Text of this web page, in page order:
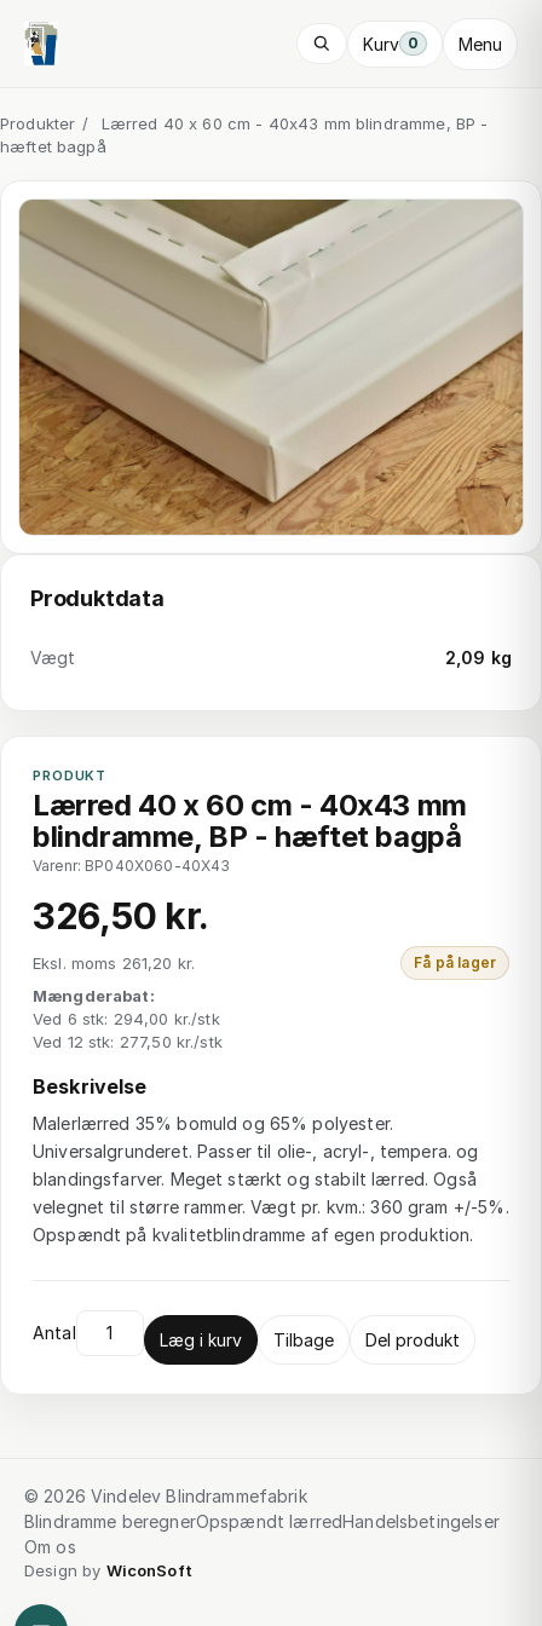
Kurv 0 Menu
Produkter /
Lærred 40 x 60 cm - 40x43 mm blindramme, BP -
hæftet bagpå
Produktdata
Vægt 2,09 kg
PRODUKT
Lærred 40 x 60 cm - 40x43 mm
blindramme, BP - hæftet bagpå
Varenr: BP040X060-40X43
326,50 kr.
Eksl. moms 261,20 kr. Få på lager
Mængderabat:
Ved 6 stk: 294,00 kr./stk
Ved 12 stk: 277,50 kr./stk
Beskrivelse
Malerlærred 35% bomuld og 65% polyester.
Universalgrunderet. Passer til olie-, acryl-, tempera. og
blandingsfarver. Meget stærkt og stabilt lærred. Også
velegnet til større rammer. Vægt pr. kvm.: 360 gram +/-5%.
Opspændt på kvalitetblindramme af egen produktion.
Antal Læg i kurv Tilbage Del produkt
© 2026 Vindelev Blindrammefabrik
Blindramme beregnerOpspændt lærredHandelsbetingelser
Om os
Design by WiconSoft